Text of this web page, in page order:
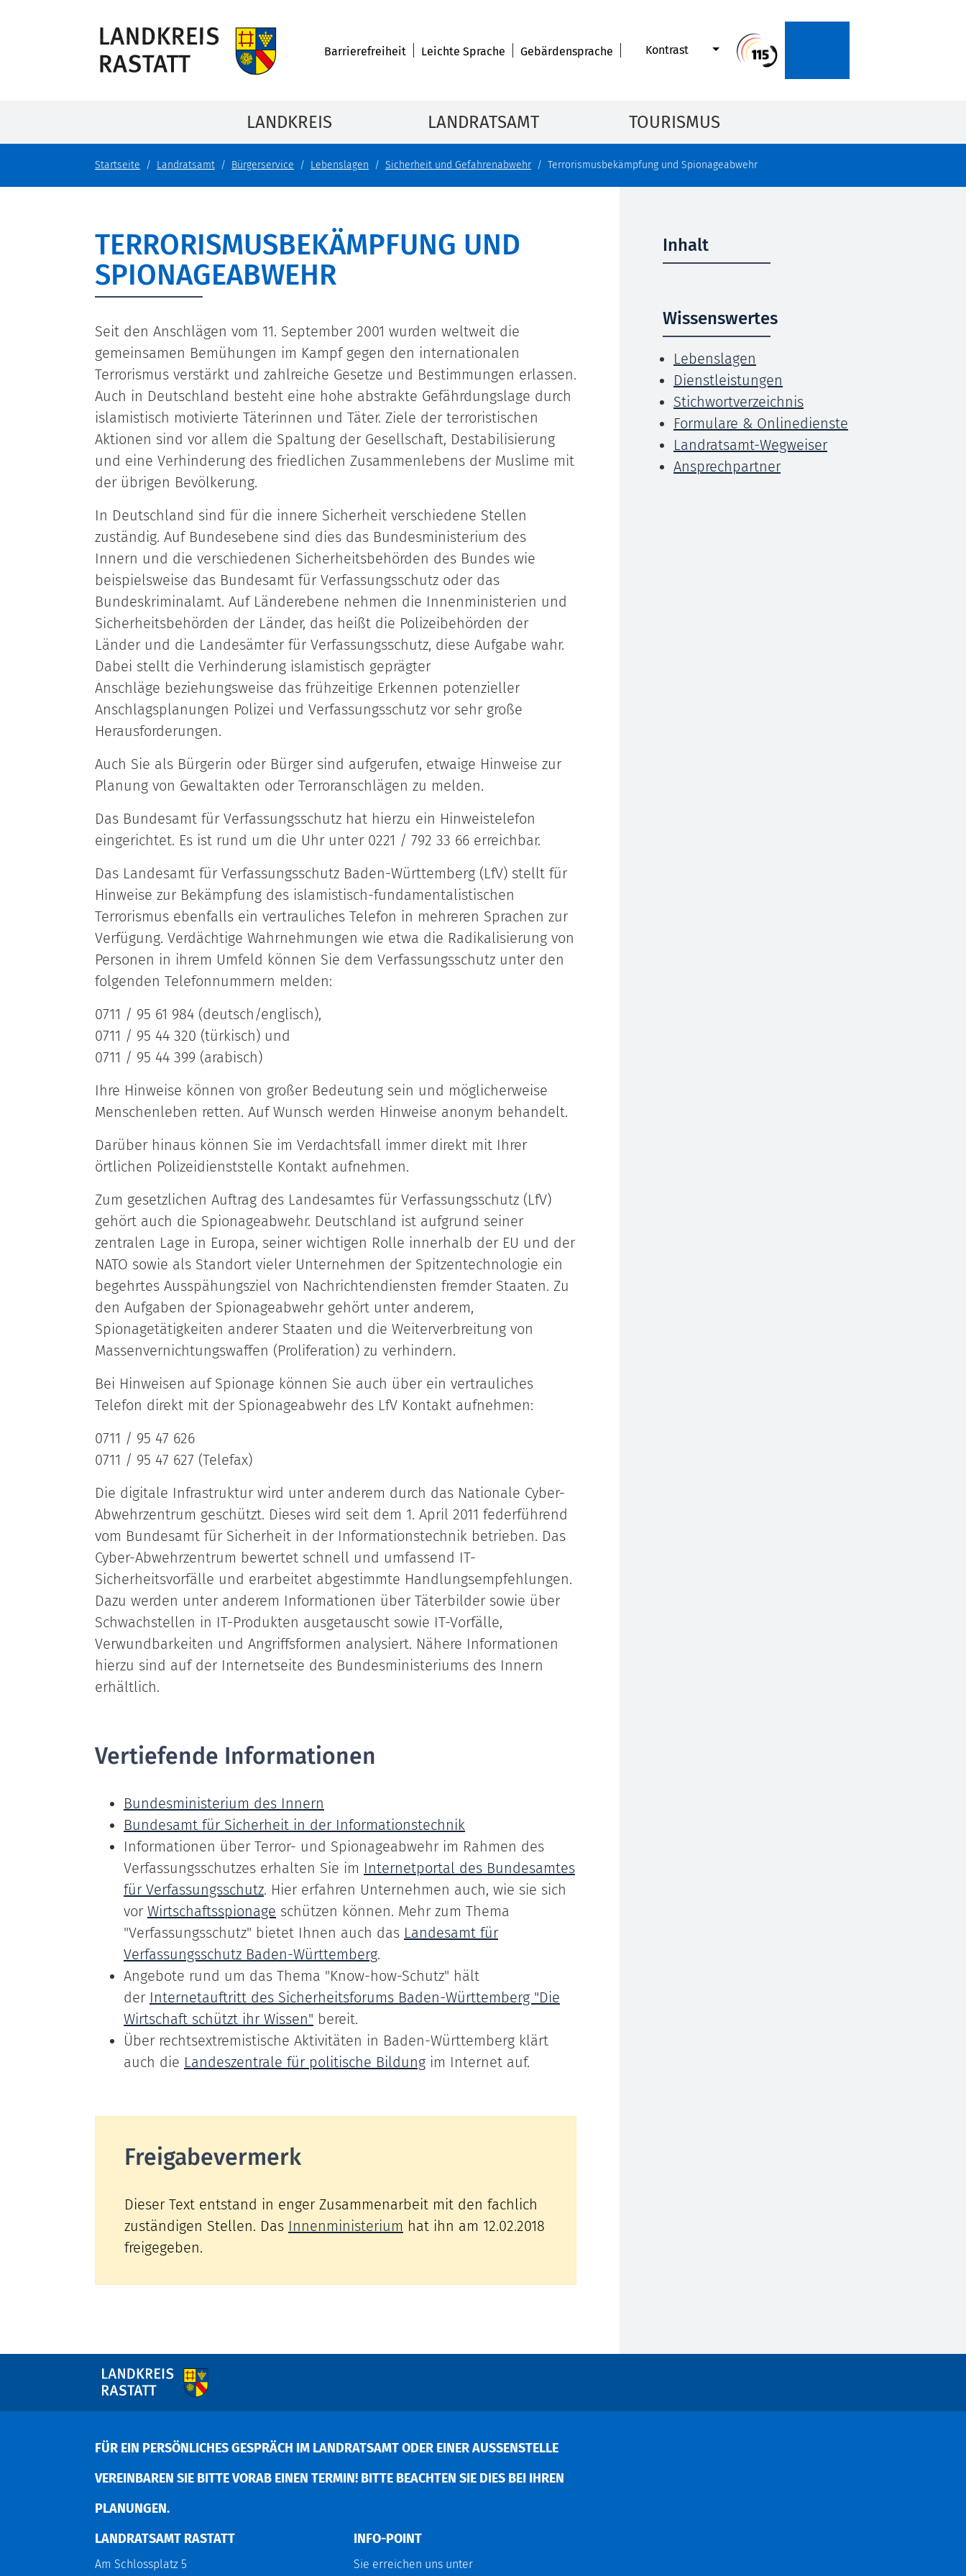
Barrierefreiheit Leichte Sprache Gebärdensprache Kontrast
LANDKREIS LANDRATSAMT TOURISMUS
Startseite Landratsamt Bürgerservice Lebenslagen Sicherheit und Gefahrenabwehr Terrorismusbekämpfung und Spionageabwehr
TERRORISMUSBEKÄMPFUNG UND
SPIONAGEABWEHR
Seit den Anschlägen vom 11. September 2001 wurden weltweit die
gemeinsamen Bemühungen im Kampf gegen den internationalen
Terrorismus verstärkt und zahlreiche Gesetze und Bestimmungen erlassen.
Auch in Deutschland besteht eine hohe abstrakte Gefährdungslage durch
islamistisch motivierte Täterinnen und Täter. Ziele der terroristischen
Aktionen sind vor allem die Spaltung der Gesellschaft, Destabilisierung
und eine Verhinderung des friedlichen Zusammenlebens der Muslime mit
der übrigen Bevölkerung.
In Deutschland sind für die innere Sicherheit verschiedene Stellen
zuständig. Auf Bundesebene sind dies das Bundesministerium des
Innern und die verschiedenen Sicherheitsbehörden des Bundes wie
beispielsweise das Bundesamt für Verfassungsschutz oder das
Bundeskriminalamt. Auf Länderebene nehmen die Innenministerien und
Sicherheitsbehörden der Länder, das heißt die Polizeibehörden der
Länder und die Landesämter für Verfassungsschutz, diese Aufgabe wahr.
Dabei stellt die Verhinderung islamistisch geprägter
Anschläge beziehungsweise das frühzeitige Erkennen potenzieller
Anschlagsplanungen Polizei und Verfassungsschutz vor sehr große
Herausforderungen.
Auch Sie als Bürgerin oder Bürger sind aufgerufen, etwaige Hinweise zur
Planung von Gewaltakten oder Terroranschlägen zu melden.
Das Bundesamt für Verfassungsschutz hat hierzu ein Hinweistelefon
eingerichtet. Es ist rund um die Uhr unter 0221 / 792 33 66 erreichbar.
Das Landesamt für Verfassungsschutz Baden-Württemberg (LfV) stellt für
Hinweise zur Bekämpfung des islamistisch-fundamentalistischen
Terrorismus ebenfalls ein vertrauliches Telefon in mehreren Sprachen zur
Verfügung. Verdächtige Wahrnehmungen wie etwa die Radikalisierung von
Personen in ihrem Umfeld können Sie dem Verfassungsschutz unter den
folgenden Telefonnummern melden:
0711 / 95 61 984 (deutsch/englisch),
0711 / 95 44 320 (türkisch) und
0711 / 95 44 399 (arabisch)
Ihre Hinweise können von großer Bedeutung sein und möglicherweise
Menschenleben retten. Auf Wunsch werden Hinweise anonym behandelt.
Darüber hinaus können Sie im Verdachtsfall immer direkt mit Ihrer
örtlichen Polizeidienststelle Kontakt aufnehmen.
Zum gesetzlichen Auftrag des Landesamtes für Verfassungsschutz (LfV)
gehört auch die Spionageabwehr. Deutschland ist aufgrund seiner
zentralen Lage in Europa, seiner wichtigen Rolle innerhalb der EU und der
NATO sowie als Standort vieler Unternehmen der Spitzentechnologie ein
begehrtes Ausspähungsziel von Nachrichtendiensten fremder Staaten. Zu
den Aufgaben der Spionageabwehr gehört unter anderem,
Spionagetätigkeiten anderer Staaten und die Weiterverbreitung von
Massenvernichtungswaffen (Proliferation) zu verhindern.
Bei Hinweisen auf Spionage können Sie auch über ein vertrauliches
Telefon direkt mit der Spionageabwehr des LfV Kontakt aufnehmen:
0711 / 95 47 626
0711 / 95 47 627 (Telefax)
Die digitale Infrastruktur wird unter anderem durch das Nationale Cyber-
Abwehrzentrum geschützt. Dieses wird seit dem 1. April 2011 federführend
vom Bundesamt für Sicherheit in der Informationstechnik betrieben. Das
Cyber-Abwehrzentrum bewertet schnell und umfassend IT-
Sicherheitsvorfälle und erarbeitet abgestimmte Handlungsempfehlungen.
Dazu werden unter anderem Informationen über Täterbilder sowie über
Schwachstellen in IT-Produkten ausgetauscht sowie IT-Vorfälle,
Verwundbarkeiten und Angriffsformen analysiert. Nähere Informationen
hierzu sind auf der Internetseite des Bundesministeriums des Innern
erhältlich.
Vertiefende Informationen
Bundesministerium des Innern
Bundesamt für Sicherheit in der Informationstechnik
Informationen über Terror- und Spionageabwehr im Rahmen des
Verfassungsschutzes erhalten Sie im Internetportal des Bundesamtes
für Verfassungsschutz. Hier erfahren Unternehmen auch, wie sie sich
vor Wirtschaftsspionage schützen können. Mehr zum Thema
"Verfassungsschutz" bietet Ihnen auch das Landesamt für
Verfassungsschutz Baden-Württemberg.
Angebote rund um das Thema "Know-how-Schutz" hält
der Internetauftritt des Sicherheitsforums Baden-Württemberg "Die
Wirtschaft schützt ihr Wissen" bereit.
Über rechtsextremistische Aktivitäten in Baden-Württemberg klärt
auch die Landeszentrale für politische Bildung im Internet auf.
Freigabevermerk
Dieser Text entstand in enger Zusammenarbeit mit den fachlich
zuständigen Stellen. Das Innenministerium hat ihn am 12.02.2018
freigegeben.
Inhalt
Wissenswertes
Lebenslagen
Dienstleistungen
Stichwortverzeichnis
Formulare & Onlinedienste
Landratsamt-Wegweiser
Ansprechpartner
FÜR EIN PERSÖNLICHES GESPRÄCH IM LANDRATSAMT ODER EINER AUSSENSTELLE V
EREINBAREN SIE BITTE VORAB EINEN TERMIN! BITTE BEACHTEN SIE DIES BEI IHREN P
LANUNGEN.
LANDRATSAMT RASTATT
Am Schlossplatz 5
INFO-POINT
Sie erreichen uns unter